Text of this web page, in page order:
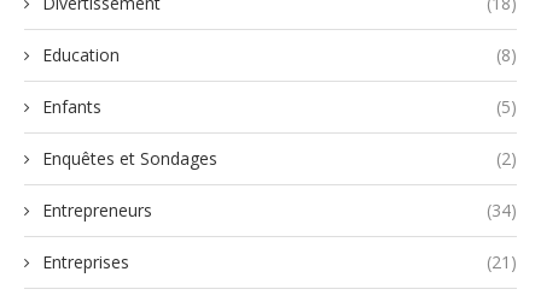
Education (8)
Enfants (5)
Enquêtes et Sondages (2)
Entrepreneurs (34)
Entreprises (21)